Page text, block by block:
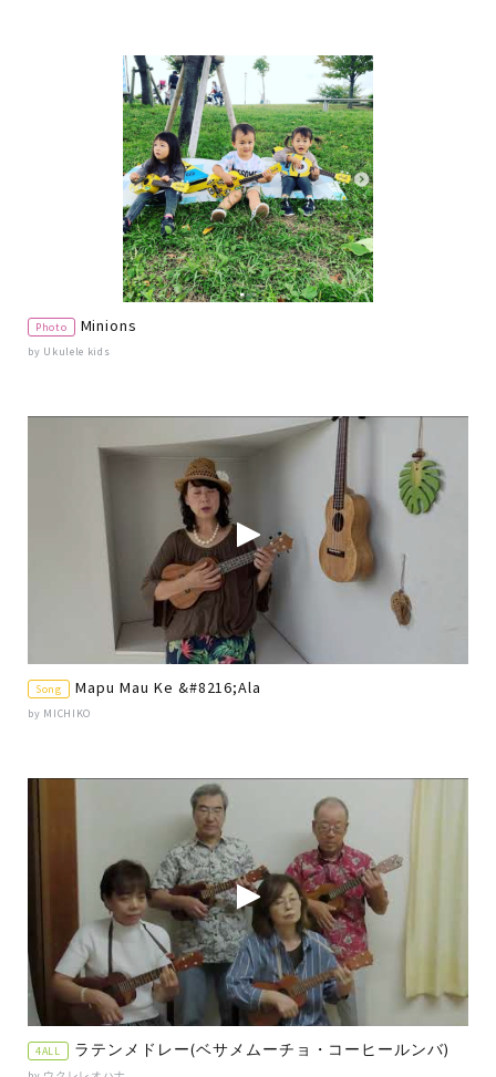
Photo Minions
by Ukulele kids
Song Mapu Mau Ke &#8216;Ala
by MICHIKO
4ALL ラテンメドレー(ベサメムーチョ・コーヒールンバ)